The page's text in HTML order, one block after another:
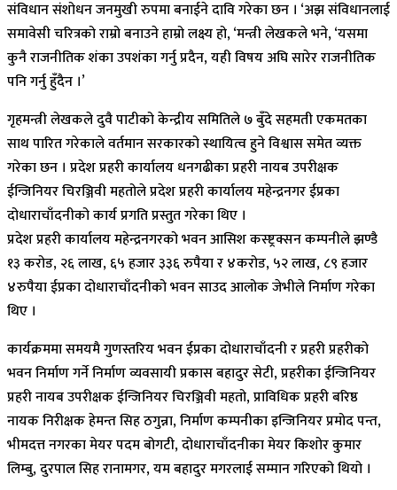
संविधान संशोधन जनमुखी रुपमा बनाईने दावि गरेका छन । ‘अझ संविधानलाई
समावेसी चरित्रको राम्रो बनाउने हाम्रो लक्ष्य हो, ‘मन्त्री लेखकले भने, ‘यसमा
कुनै राजनीतिक शंका उपशंका गर्नु प्रदैन, यही विषय अघि सारेर राजनीतिक
पनि गर्नु हुँदैन ।’
गृहमन्त्री लेखकले दुवै पाटीको केन्द्रीय समितिले ७ बुँदे सहमती एकमतका
साथ पारित गरेकाले वर्तमान सरकारको स्थायित्व हुने विश्वास समेत व्यक्त
गरेका छन । प्रदेश प्रहरी कार्यालय धनगढीका प्रहरी नायब उपरीक्षक
ईन्जिनियर चिरञ्जिवी महतोले प्रदेश प्रहरी कार्यालय महेन्द्रनगर ईप्रका
दोधाराचाँदनीको कार्य प्रगति प्रस्तुत गरेका थिए ।
प्रदेश प्रहरी कार्यालय महेन्द्रनगरको भवन आसिश कस्ष्ट्रक्सन कम्पनीले झण्डै
१३ करोड, २६ लाख, ६५ हजार ३३६ रुपैया र ४करोड, ५२ लाख, ८९ हजार
४रुपैया ईप्रका दोधाराचाँदनीको भवन साउद आलोक जेभीले निर्माण गरेका
थिए ।
कार्यक्रममा समयमै गुणस्तरिय भवन ईप्रका दोधाराचाँदनी र प्रहरी प्रहरीको
भवन निर्माण गर्ने निर्माण व्यवसायी प्रकास बहादुर सेटी, प्रहरीका ईन्जिनियर
प्रहरी नायब उपरीक्षक ईन्जिनियर चिरञ्जिवी महतो, प्राविधिक प्रहरी बरिष्ठ
नायक निरीक्षक हेमन्त सिह ठगुन्ना, निर्माण कम्पनीका इन्जिनियर प्रमोद पन्त,
भीमदत्त नगरका मेयर पदम बोगटी, दोधाराचाँदनीका मेयर किशोर कुमार
लिम्बु, दुरपाल सिह रानामगर, यम बहादुर मगरलाई सम्मान गरिएको थियो ।